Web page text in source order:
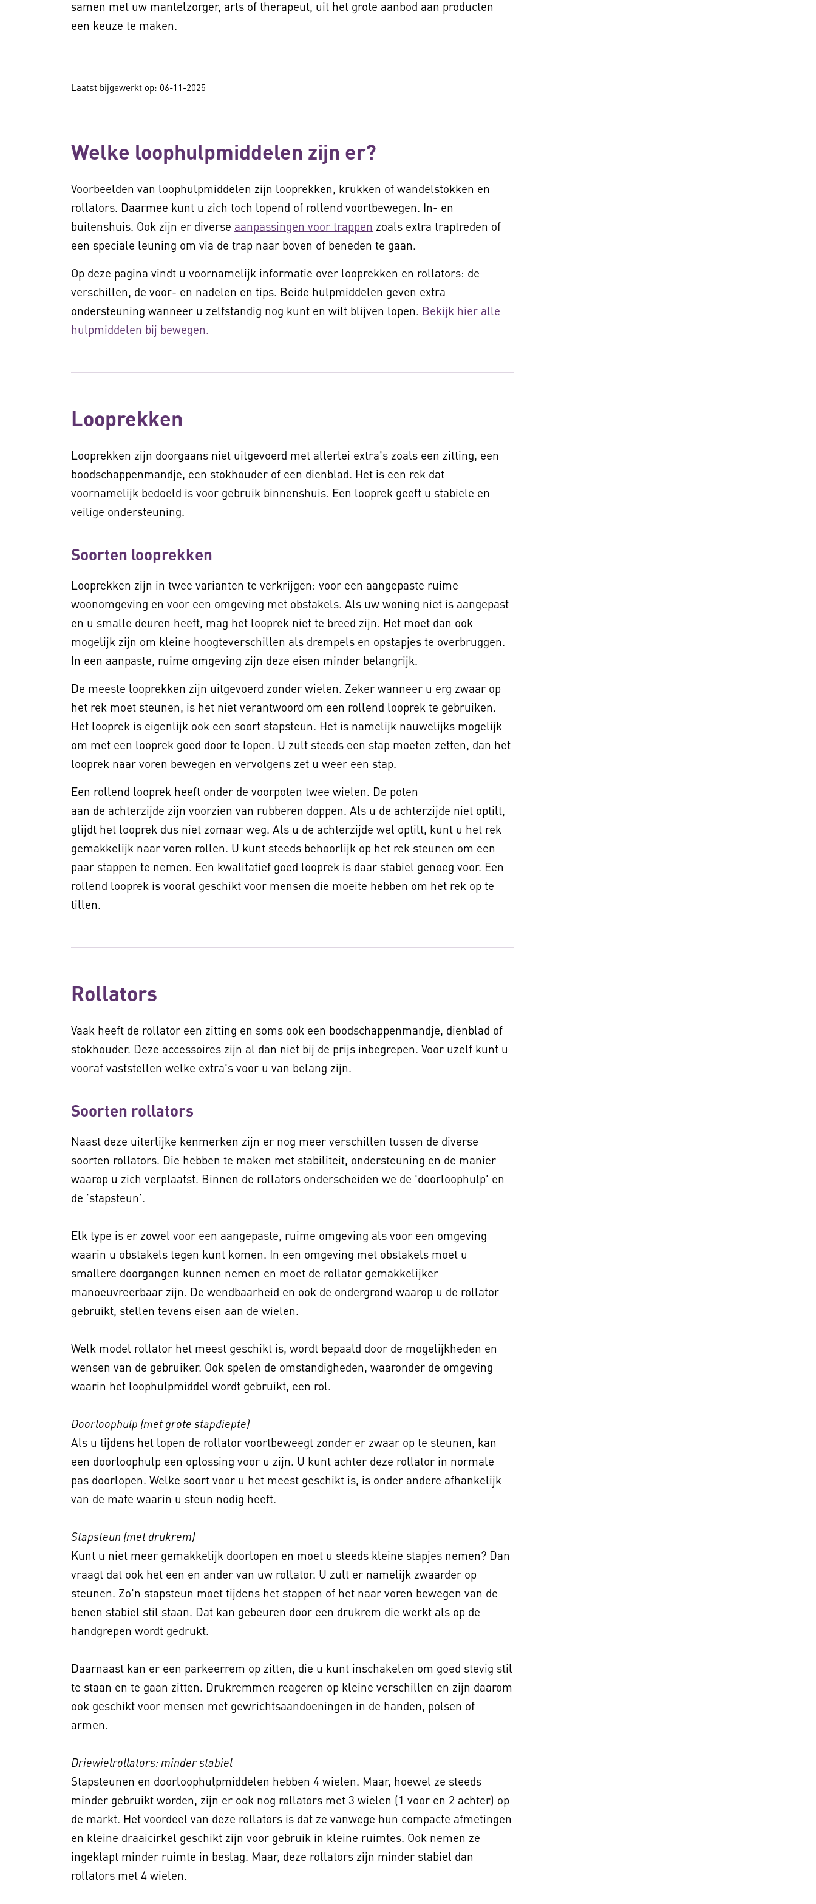
samen met uw mantelzorger, arts of therapeut, uit het grote aanbod aan producten
een keuze te maken.
Laatst bijgewerkt op: 06-11-2025
Welke loophulpmiddelen zijn er?
Voorbeelden van loophulpmiddelen zijn looprekken, krukken of wandelstokken en
rollators. Daarmee kunt u zich toch lopend of rollend voortbewegen. In- en
buitenshuis. Ook zijn er diverse aanpassingen voor trappen zoals extra traptreden of
een speciale leuning om via de trap naar boven of beneden te gaan.
Op deze pagina vindt u voornamelijk informatie over looprekken en rollators: de
verschillen, de voor- en nadelen en tips. Beide hulpmiddelen geven extra
ondersteuning wanneer u zelfstandig nog kunt en wilt blijven lopen. Bekijk hier alle
hulpmiddelen bij bewegen.
Looprekken
Looprekken zijn doorgaans niet uitgevoerd met allerlei extra's zoals een zitting, een
boodschappenmandje, een stokhouder of een dienblad. Het is een rek dat
voornamelijk bedoeld is voor gebruik binnenshuis. Een looprek geeft u stabiele en
veilige ondersteuning.
Soorten looprekken
Looprekken zijn in twee varianten te verkrijgen: voor een aangepaste ruime
woonomgeving en voor een omgeving met obstakels. Als uw woning niet is aangepast
en u smalle deuren heeft, mag het looprek niet te breed zijn. Het moet dan ook
mogelijk zijn om kleine hoogteverschillen als drempels en opstapjes te overbruggen.
In een aanpaste, ruime omgeving zijn deze eisen minder belangrijk.
De meeste looprekken zijn uitgevoerd zonder wielen. Zeker wanneer u erg zwaar op
het rek moet steunen, is het niet verantwoord om een rollend looprek te gebruiken.
Het looprek is eigenlijk ook een soort stapsteun. Het is namelijk nauwelijks mogelijk
om met een looprek goed door te lopen. U zult steeds een stap moeten zetten, dan het
looprek naar voren bewegen en vervolgens zet u weer een stap.
Een rollend looprek heeft onder de voorpoten twee wielen. De poten
aan de achterzijde zijn voorzien van rubberen doppen. Als u de achterzijde niet optilt,
glijdt het looprek dus niet zomaar weg. Als u de achterzijde wel optilt, kunt u het rek
gemakkelijk naar voren rollen. U kunt steeds behoorlijk op het rek steunen om een
paar stappen te nemen. Een kwalitatief goed looprek is daar stabiel genoeg voor. Een
rollend looprek is vooral geschikt voor mensen die moeite hebben om het rek op te
tillen.
Rollators
Vaak heeft de rollator een zitting en soms ook een boodschappenmandje, dienblad of
stokhouder. Deze accessoires zijn al dan niet bij de prijs inbegrepen. Voor uzelf kunt u
vooraf vaststellen welke extra's voor u van belang zijn.
Soorten rollators
Naast deze uiterlijke kenmerken zijn er nog meer verschillen tussen de diverse
soorten rollators. Die hebben te maken met stabiliteit, ondersteuning en de manier
waarop u zich verplaatst. Binnen de rollators onderscheiden we de 'doorloophulp' en
de 'stapsteun'.
Elk type is er zowel voor een aangepaste, ruime omgeving als voor een omgeving
waarin u obstakels tegen kunt komen. In een omgeving met obstakels moet u
smallere doorgangen kunnen nemen en moet de rollator gemakkelijker
manoeuvreerbaar zijn. De wendbaarheid en ook de ondergrond waarop u de rollator
gebruikt, stellen tevens eisen aan de wielen.
Welk model rollator het meest geschikt is, wordt bepaald door de mogelijkhe­den en
wensen van de gebruiker. Ook spelen de omstandigheden, waaronder de omgeving
waarin het loophulpmiddel wordt gebruikt, een rol.
Doorloophulp (met grote stapdiepte)
Als u tijdens het lopen de rollator voortbeweegt zonder er zwaar op te steunen, kan
een doorloophulp een oplossing voor u zijn. U kunt achter deze rollator in normale
pas doorlopen. Welke soort voor u het meest geschikt is, is onder andere afhankelijk
van de mate waarin u steun nodig heeft.
Stapsteun (met drukrem)
Kunt u niet meer gemakkelijk doorlopen en moet u steeds kleine stapjes nemen? Dan
vraagt dat ook het een en ander van uw rollator. U zult er namelijk zwaarder op
steunen. Zo'n stapsteun moet tijdens het stappen of het naar voren bewegen van de
benen stabiel stil staan. Dat kan gebeuren door een drukrem die werkt als op de
handgrepen wordt gedrukt.
Daarnaast kan er een parkeerrem op zitten, die u kunt inschakelen om goed stevig stil
te staan en te gaan zitten. Drukremmen reageren op kleine verschillen en zijn daarom
ook geschikt voor mensen met gewrichtsaandoeningen in de handen, polsen of
armen.
Driewielrollators: minder stabiel
Stapsteunen en doorloophulpmiddelen hebben 4 wielen. Maar, hoewel ze steeds
minder gebruikt worden, zijn er ook nog rollators met 3 wielen (1 voor en 2 achter) op
de markt. Het voordeel van deze rollators is dat ze vanwege hun compacte afmetingen
en kleine draaicirkel geschikt zijn voor gebruik in kleine ruimtes. Ook nemen ze
ingeklapt minder ruimte in beslag. Maar, deze rollators zijn minder stabiel dan
rollators met 4 wielen.